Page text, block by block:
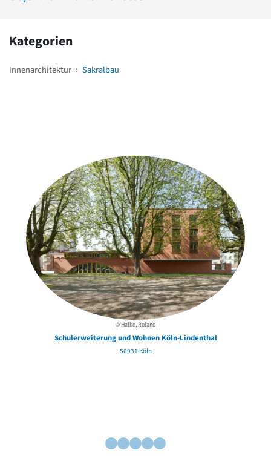
Kategorien
Innenarchitektur › Sakralbau
© Halbe, Roland
Schulerweiterung und Wohnen Köln-Lindenthal
50931 Köln